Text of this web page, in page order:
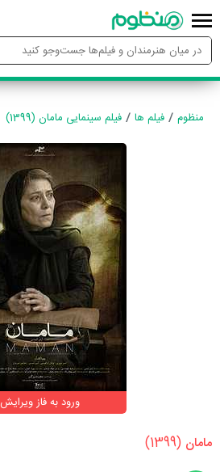
منظوم فیلم ها فیلم سینمایی مامان (1399)
ورود به فاز ویرایش
‏مامان‏ (1399)